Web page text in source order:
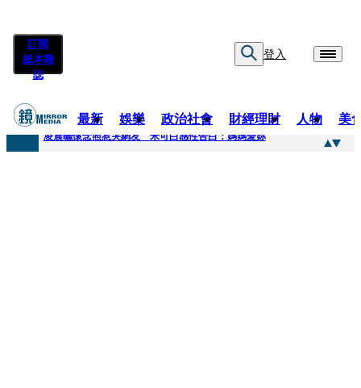
訂閱
紙本雜
誌
登入
最新 娛樂 政治社會 財經理財 人物 美
快訊
凌晨曬懷念照惹哭網友 米可白感性告白：媽媽愛妳